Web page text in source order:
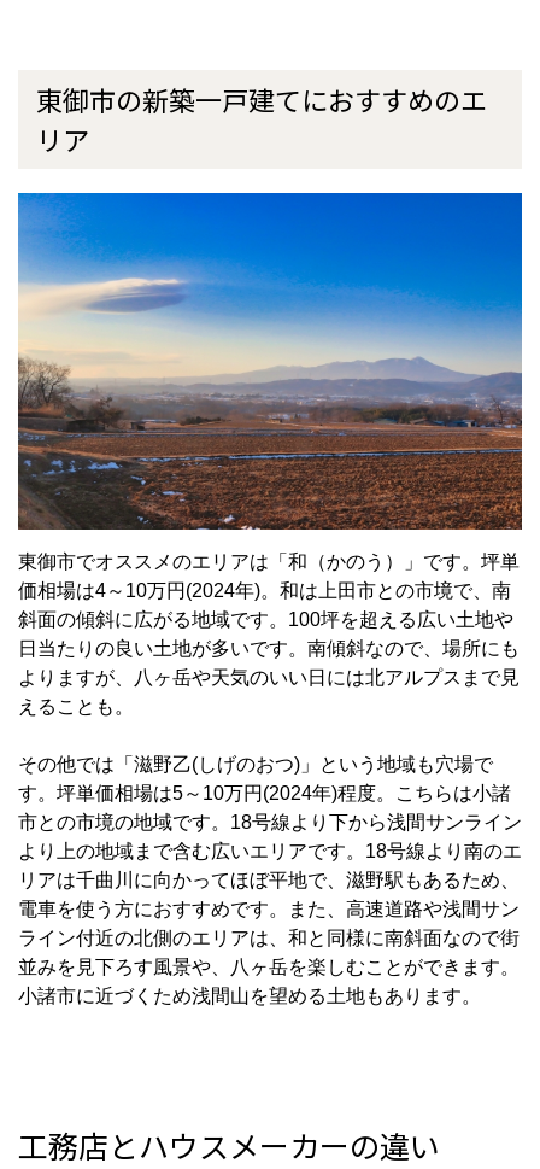
東御市の新築一戸建てにおすすめのエ
リア
東御市でオススメのエリアは「和（かのう）」です。坪単
価相場は4～10万円(2024年)。和は上田市との市境で、南
斜面の傾斜に広がる地域です。100坪を超える広い土地や
日当たりの良い土地が多いです。南傾斜なので、場所にも
よりますが、八ヶ岳や天気のいい日には北アルプスまで見
えることも。
その他では「滋野乙(しげのおつ)」という地域も穴場で
す。坪単価相場は5～10万円(2024年)程度。こちらは小諸
市との市境の地域です。18号線より下から浅間サンライン
より上の地域まで含む広いエリアです。18号線より南のエ
リアは千曲川に向かってほぼ平地で、滋野駅もあるため、
電車を使う方におすすめです。また、高速道路や浅間サン
ライン付近の北側のエリアは、和と同様に南斜面なので街
並みを見下ろす風景や、八ヶ岳を楽しむことができます。
小諸市に近づくため浅間山を望める土地もあります。
工務店とハウスメーカーの違い